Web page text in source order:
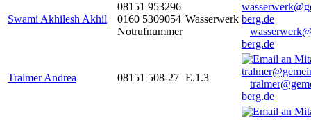
Swami Akhilesh Akhil
08151 953296
0160 5309054
Notrufnummer
Wasserwerk
berg.de
Tralmer Andrea 08151 508-27 E.1.3
berg.de